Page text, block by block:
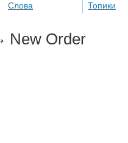
Слова
Топики
New Order